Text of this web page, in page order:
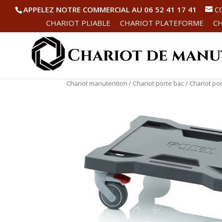
APPELEZ NOTRE COMMERCIAL AU 06 52 41 17 41
CHARIOT PLIABLE
CHARIOT PLATEFORME
Chariot manutention / Chariot porte bac/ Chariot